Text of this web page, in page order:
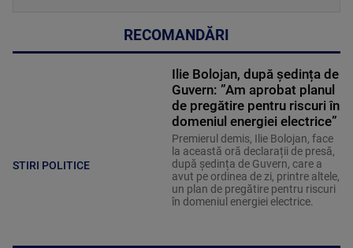
RECOMANDĂRI
STIRI POLITICE
Ilie Bolojan, după ședința de
Guvern: ”Am aprobat planul
de pregătire pentru riscuri în
domeniul energiei electrice”
Premierul demis, Ilie Bolojan, face
la această oră declarații de presă,
după ședința de Guvern, care a
avut pe ordinea de zi, printre altele,
un plan de pregătire pentru riscuri
în domeniul energiei electrice.